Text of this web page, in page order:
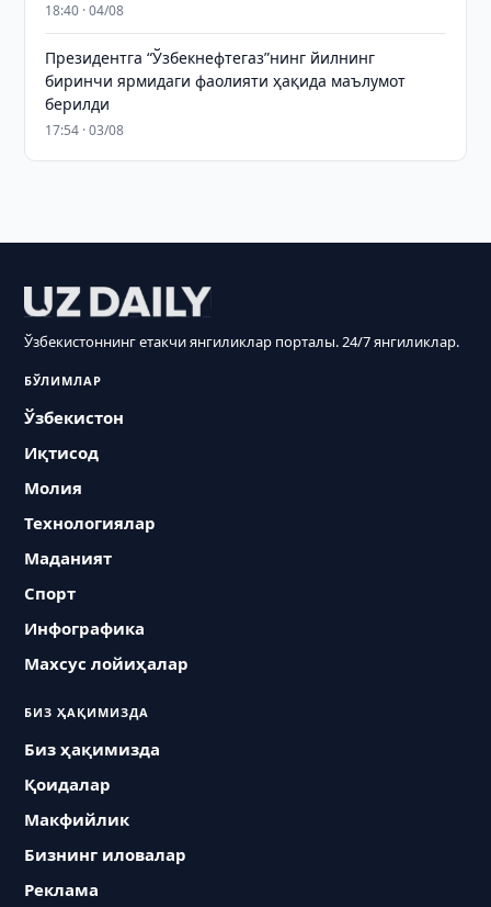
18:40 · 04/08
Президентга “Ўзбекнефтегаз”нинг йилнинг
биринчи ярмидаги фаолияти ҳақида маълумот
берилди
17:54 · 03/08
Ўзбекистоннинг етакчи янгиликлар порталы. 24/7 янгиликлар.
БЎЛИМЛАР
Ўзбекистон
Иқтисод
Молия
Технологиялар
Маданият
Спорт
Инфографика
Махсус лойиҳалар
БИЗ ҲАҚИМИЗДА
Биз ҳақимизда
Қоидалар
Макфийлик
Бизнинг иловалар
Реклама